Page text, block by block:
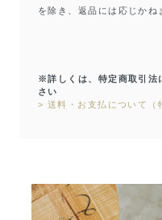
を除き、返品には応じか
※詳しくは、特定商取引法
さい
> 送料・お支払について（